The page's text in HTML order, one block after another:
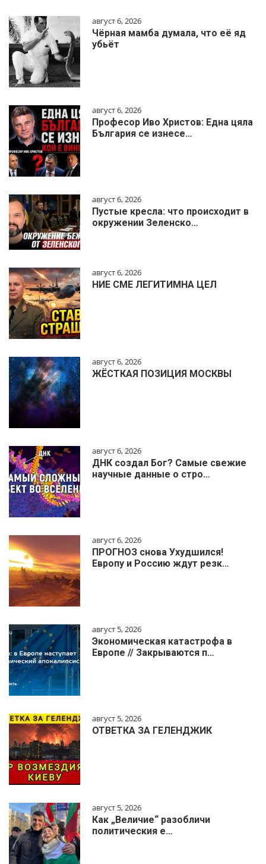
август 6, 2026
Чёрная мамба думала, что её яд
убьёт
август 6, 2026
Професор Иво Христов: Една цяла
България се изнесе…
август 6, 2026
Пустые кресла: что происходит в
окружении Зеленско…
август 6, 2026
НИЕ СМЕ ЛЕГИТИМНА ЦЕЛ
август 6, 2026
ЖЁСТКАЯ ПОЗИЦИЯ МОСКВЫ
август 6, 2026
ДНК создал Бог? Самые свежие
научные данные о стро…
август 6, 2026
ПРОГНОЗ снова Ухудшился!
Европу и Россию ждут резк…
август 5, 2026
Экономическая катастрофа в
Европе // Закрываются п…
август 5, 2026
ОТВЕТКА ЗА ГЕЛЕНДЖИК
август 5, 2026
Как „Величие“ разобличи
политическия е…